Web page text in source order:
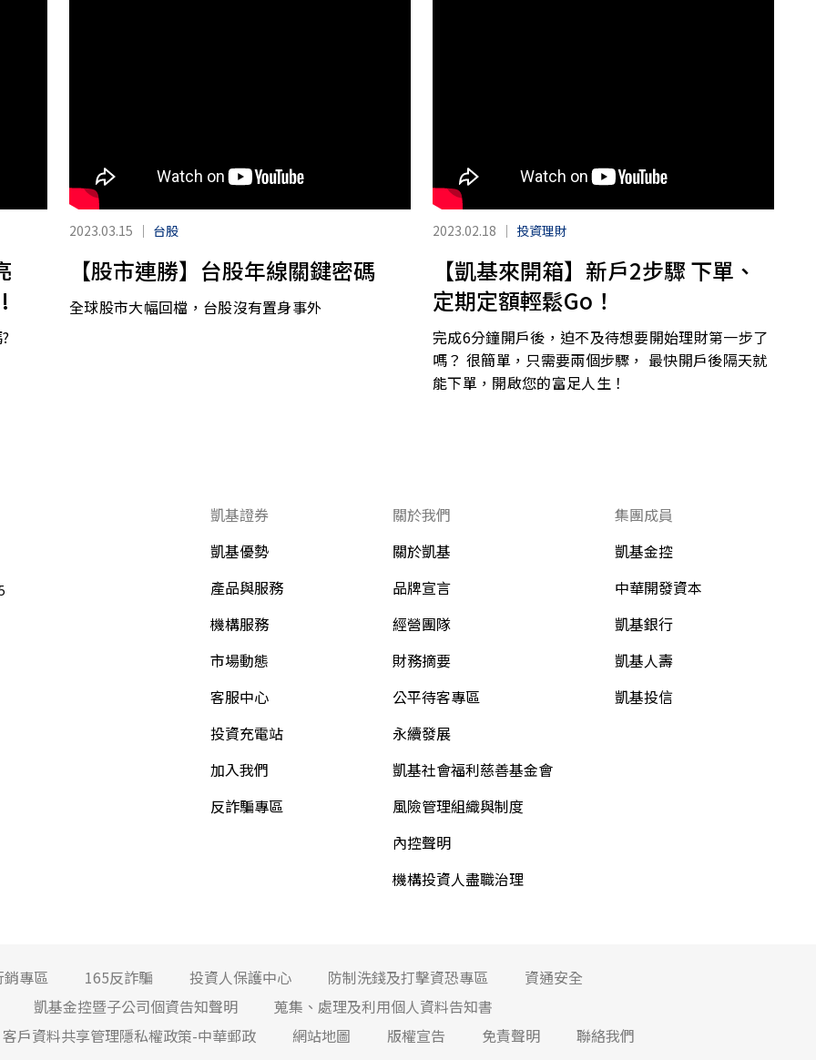
2023.03.15 ｜ 台股
【股市連勝】台股年線關鍵密碼
全球股市大幅回檔，台股沒有置身事外
2023.02.18 ｜ 投資理財
【凱基來開箱】新戶2步驟 下單、
定期定額輕鬆Go！
完成6分鐘開戶後，迫不及待想要開始理財第一步了
嗎？ 很簡單，只需要兩個步驟， 最快開戶後隔天就
能下單，開啟您的富足人生！
凱基證券
凱基優勢
產品與服務
機構服務
市場動態
客服中心
投資充電站
加入我們
反詐騙專區
關於我們
關於凱基
品牌宣言
經營團隊
財務摘要
公平待客專區
永續發展
凱基社會福利慈善基金會
風險管理組織與制度
內控聲明
機構投資人盡職治理
集團成員
凱基金控
中華開發資本
凱基銀行
凱基人壽
凱基投信
銷專區 165反詐騙 投資人保護中心 防制洗錢及打擊資恐專區
資通安全
凱基金控暨子公司個資告知聲明
蒐集、處理及利用個人資料告知書
客戶資料共享管理隱私權政策-中華郵政
網站地圖 版權宣告 免責聲明 聯絡我們